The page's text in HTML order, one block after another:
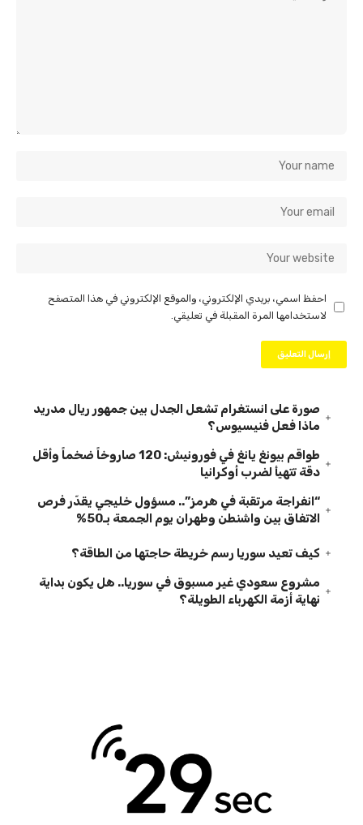
احفظ اسمي، بريدي الإلكتروني، والموقع الإلكتروني في هذا المتصفح
لاستخدامها المرة المقبلة في تعليقي.
صورة على انستغرام تشعل الجدل بين جمهور ريال مدريد
ماذا فعل فنيسيوس؟
طواقم بيونغ يانغ في فورونيش: 120 صاروخاً ضخماً وأقل
دقة تتهيأ لضرب أوكرانيا
“انفراجة مرتقبة في هرمز”.. مسؤول خليجي يقدّر فرص
الاتفاق بين واشنطن وطهران يوم الجمعة بـ50%
كيف تعيد سوريا رسم خريطة حاجتها من الطاقة؟
مشروع سعودي غير مسبوق في سوريا.. هل يكون بداية
نهاية أزمة الكهرباء الطويلة؟